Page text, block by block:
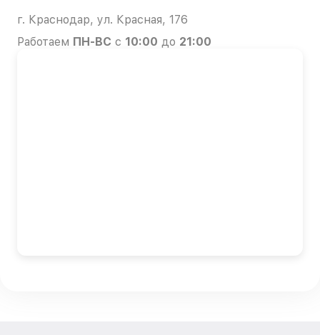
г. Краснодар, ул. Красная, 176
Работаем ПН-ВС с 10:00 до 21:00